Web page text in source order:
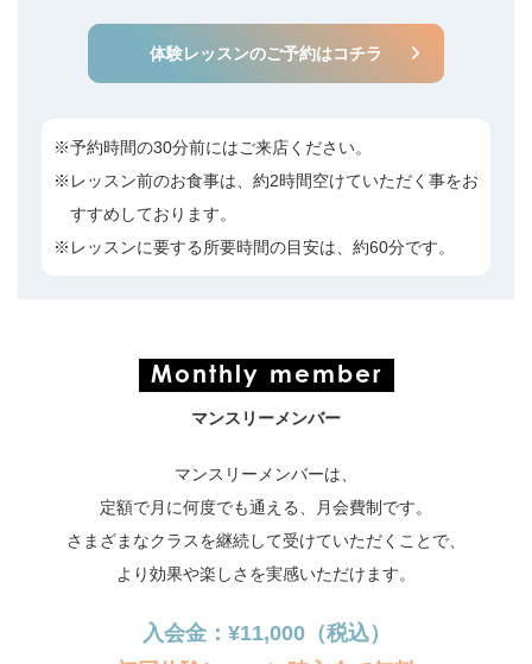
体験レッスンのご予約はコチラ
予約時間の30分前にはご来店ください。
レッスン前のお食事は、約2時間空けていただく事をお
すすめしております。
レッスンに要する所要時間の目安は、約60分です。
Monthly member
マンスリーメンバー
マンスリーメンバーは、
定額で月に何度でも通える、月会費制です。
さまざまなクラスを継続して受けていただくことで、
より効果や楽しさを実感いただけます。
入会金：¥11,000（税込）